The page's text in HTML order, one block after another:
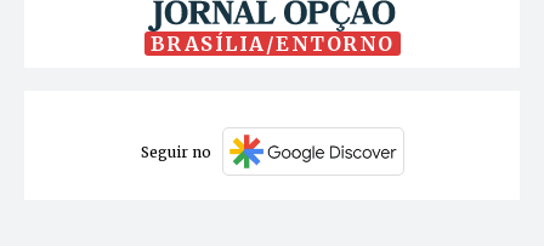
BRASÍLIA/ENTORNO
Seguir no